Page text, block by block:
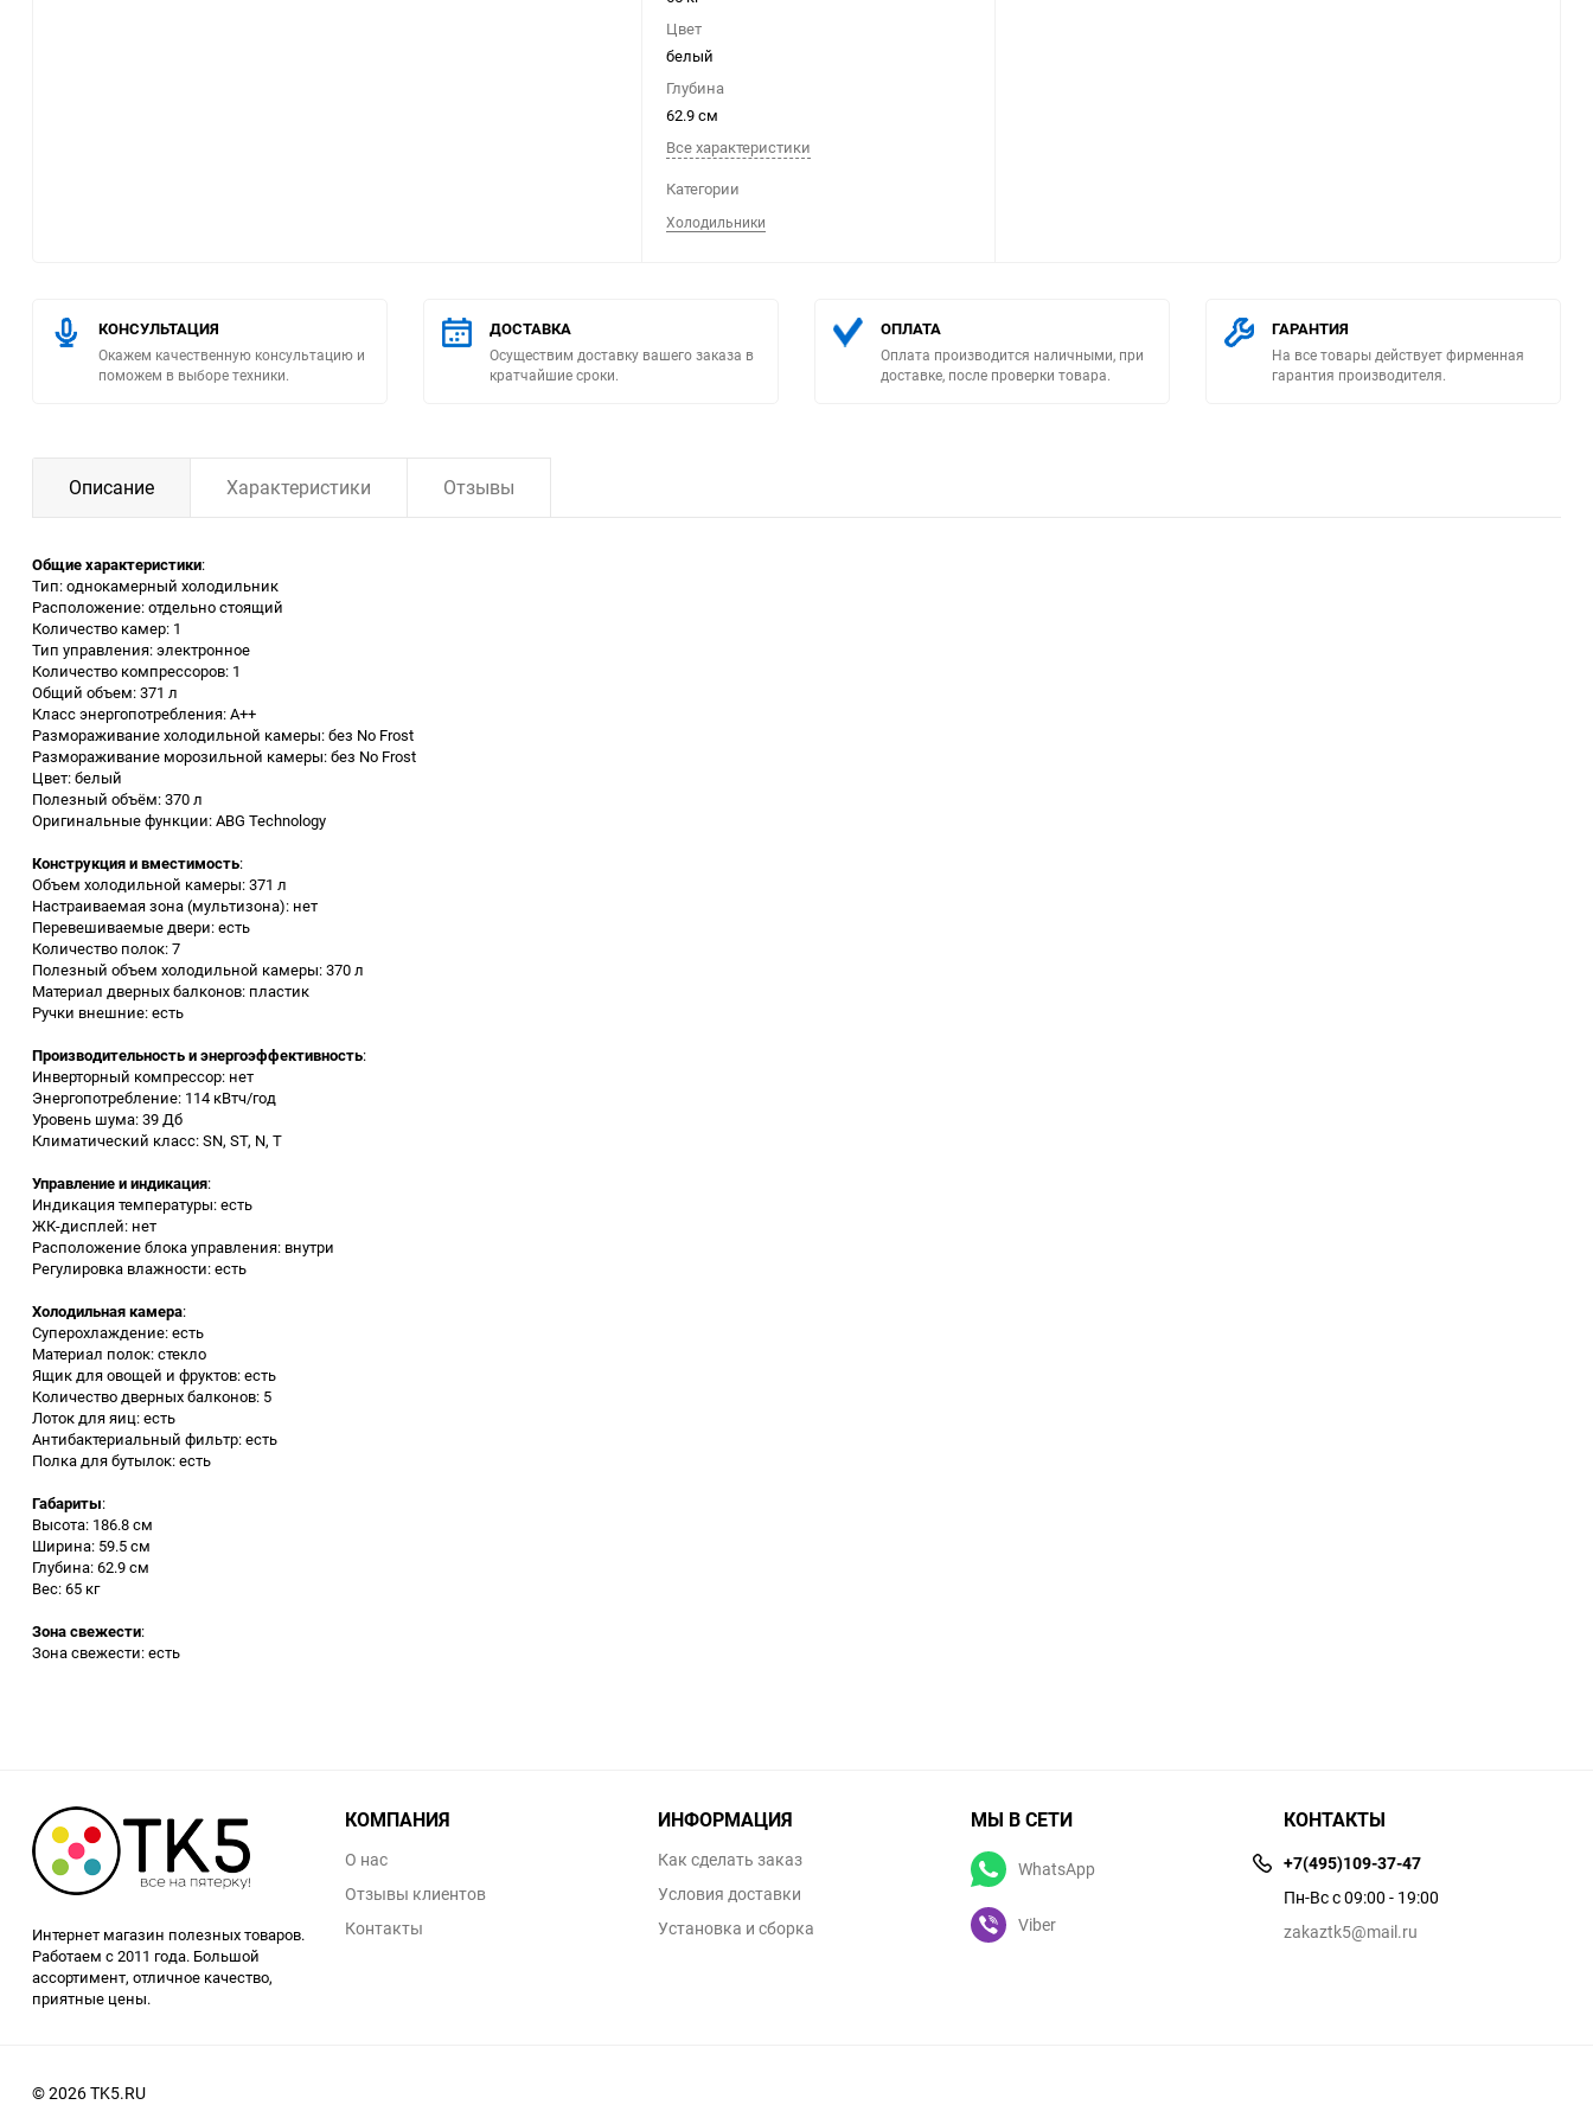
Климатическая техника
Измерительное
оборудование
Заточные станки (точила)
Дровоколы
Грузоподъемное
оборудование
Гидроаккумуляторы и
расширительные баки
Вытяжная вентиляция
Вибротехника
Бетономешалки
Аккумуляторный
инструмент
Цвет
белый
Глубина
62.9 см
Все характеристики
Категории
Холодильники
КОНСУЛЬТАЦИЯ
Окажем качественную консультацию и
поможем в выборе техники.
ДОСТАВКА
Осуществим доставку вашего заказа в
кратчайшие сроки.
ОПЛАТА
Оплата производится наличными, при
доставке, после проверки товара.
ГАРАНТИЯ
На все товары действует фирменная
гарантия производителя.
Описание Характеристики Отзывы
Общие характеристики:
Тип: однокамерный холодильник
Расположение: отдельно стоящий
Количество камер: 1
Тип управления: электронное
Количество компрессоров: 1
Общий объем: 371 л
Класс энергопотребления: A++
Размораживание холодильной камеры: без No Frost
Размораживание морозильной камеры: без No Frost
Цвет: белый
Полезный объём: 370 л
Оригинальные функции: ABG Technology
Конструкция и вместимость:
Объем холодильной камеры: 371 л
Настраиваемая зона (мультизона): нет
Перевешиваемые двери: есть
Количество полок: 7
Полезный объем холодильной камеры: 370 л
Материал дверных балконов: пластик
Ручки внешние: есть
Производительность и энергоэффективность:
Инверторный компрессор: нет
Энергопотребление: 114 кВтч/год
Уровень шума: 39 Дб
Климатический класс: SN, ST, N, T
Управление и индикация:
Индикация температуры: есть
ЖК-дисплей: нет
Расположение блока управления: внутри
Регулировка влажности: есть
Холодильная камера:
Суперохлаждение: есть
Материал полок: стекло
Ящик для овощей и фруктов: есть
Количество дверных балконов: 5
Лоток для яиц: есть
Антибактериальный фильтр: есть
Полка для бутылок: есть
Габариты:
Высота: 186.8 см
Ширина: 59.5 см
Глубина: 62.9 см
Вес: 65 кг
Зона свежести:
Зона свежести: есть
Интернет магазин полезных товаров.
Работаем с 2011 года. Большой
ассортимент, отличное качество,
приятные цены.
КОМПАНИЯ
О нас
Отзывы клиентов
Контакты
ИНФОРМАЦИЯ
Как сделать заказ
Условия доставки
Установка и сборка
МЫ В СЕТИ
WhatsApp
Viber
КОНТАКТЫ
+7(495)109-37-47
Пн-Вс с 09:00 - 19:00
zakaztk5@mail.ru
© 2026 TK5.RU